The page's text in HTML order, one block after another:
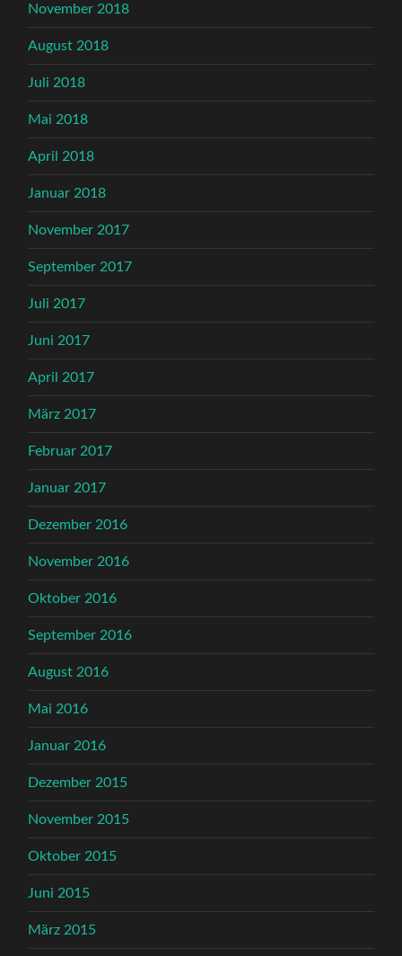
November 2018
August 2018
Juli 2018
Mai 2018
April 2018
Januar 2018
November 2017
September 2017
Juli 2017
Juni 2017
April 2017
März 2017
Februar 2017
Januar 2017
Dezember 2016
November 2016
Oktober 2016
September 2016
August 2016
Mai 2016
Januar 2016
Dezember 2015
November 2015
Oktober 2015
Juni 2015
März 2015